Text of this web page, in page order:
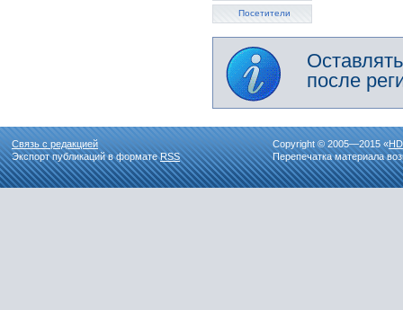
Посетители
после
Связь с редакцией
Экспорт публикаций в форматеRSS
Copyright © 2005—2015 «
Перепечатка материала